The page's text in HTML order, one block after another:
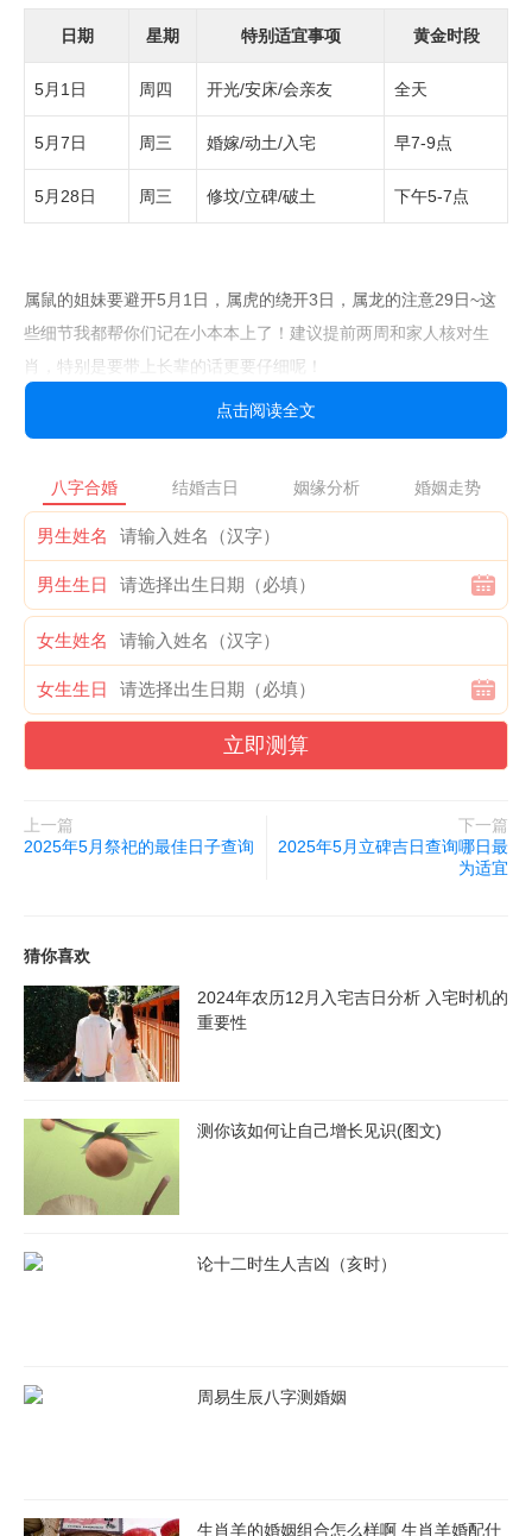
日期 星期 特别适宜事项 黄金时段
5月1日 周四 开光/安床/会亲友 全天
5月7日 周三 婚嫁/动土/入宅 早7-9点
5月28日 周三 修坟/立碑/破土 下午5-7点
属鼠的姐妹要避开5月1日，属虎的绕开3日，属龙的注意29日~这
些细节我都帮你们记在小本本上了！建议提前两周和家人核对生
肖，特别是要带上长辈的话更要仔细呢！
点击阅读全文
八字合婚 结婚吉日 姻缘分析 婚姻走势
男生姓名
男生生日
女生姓名
女生生日
立即测算
上一篇
2025年5月祭祀的最佳日子查询
下一篇
2025年5月立碑吉日查询哪日最
为适宜
猜你喜欢
2024年农历12月入宅吉日分析 入宅时机的
重要性
测你该如何让自己增长见识(图文)
论十二时生人吉凶（亥时）
周易生辰八字测婚姻
生肖羊的婚姻组合怎么样啊 生肖羊婚配什